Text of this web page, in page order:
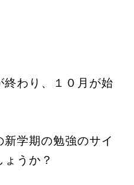
終わり、１０月が始
学期の勉強のサイ
うか？